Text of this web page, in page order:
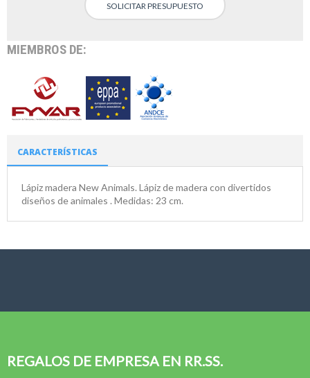
SOLICITAR PRESUPUESTO
MIEMBROS DE:
CARACTERÍSTICAS
Lápiz madera New Animals. Lápiz de madera con divertidos
diseños de animales . Medidas: 23 cm.
REGALOS DE EMPRESA EN RR.SS.